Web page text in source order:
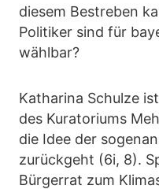
diesem Bestreben
Politiker sind für
wählbar?
Katharina Schulze
des Kuratoriums
die Idee der
zurückgeht (6i, 8).
Bürgerrat zum